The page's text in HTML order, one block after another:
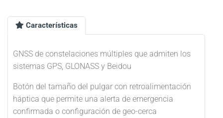
Características
GNSS de constelaciones múltiples que admiten los
sistemas GPS, GLONASS y Beidou
Botón del tamaño del pulgar con retroalimentación
háptica que permite una alerta de emergencia
confirmada o configuración de geo-cerca